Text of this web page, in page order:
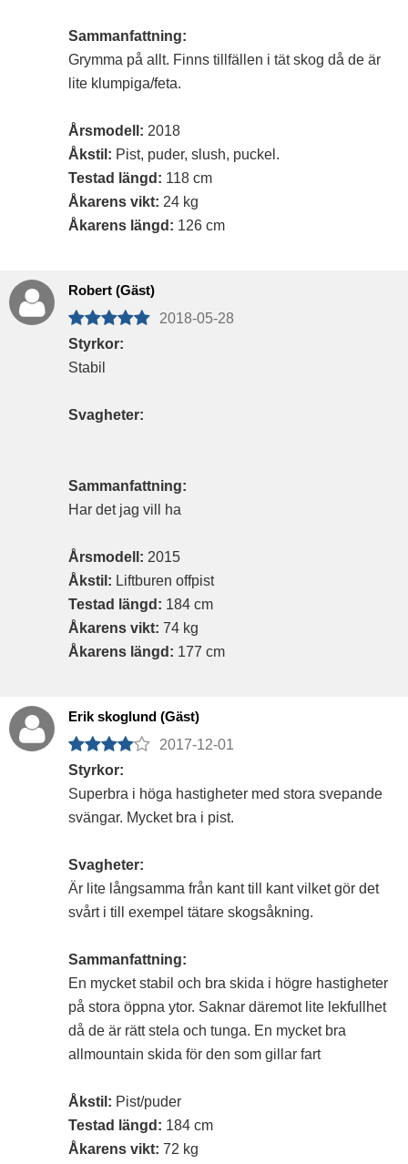
Sammanfattning:
Grymma på allt. Finns tillfällen i tät skog då de är
lite klumpiga/feta.
Årsmodell: 2018
Åkstil: Pist, puder, slush, puckel.
Testad längd: 118 cm
Åkarens vikt: 24 kg
Åkarens längd: 126 cm
Robert (Gäst)
2018-05-28
Styrkor:
Stabil
Svagheter:
Sammanfattning:
Har det jag vill ha
Årsmodell: 2015
Åkstil: Liftburen offpist
Testad längd: 184 cm
Åkarens vikt: 74 kg
Åkarens längd: 177 cm
Erik skoglund (Gäst)
2017-12-01
Styrkor:
Superbra i höga hastigheter med stora svepande
svängar. Mycket bra i pist.
Svagheter:
Är lite långsamma från kant till kant vilket gör det
svårt i till exempel tätare skogsåkning.
Sammanfattning:
En mycket stabil och bra skida i högre hastigheter
på stora öppna ytor. Saknar däremot lite lekfullhet
då de är rätt stela och tunga. En mycket bra
allmountain skida för den som gillar fart
Åkstil: Pist/puder
Testad längd: 184 cm
Åkarens vikt: 72 kg